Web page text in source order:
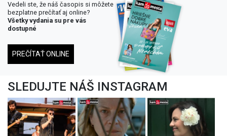
Vedeli ste, že náš časopis si môžete
bezplatne prečítať aj online?
Všetky vydania su pre vás
dostupné
PREČÍTAŤ ONLINE
SLEDUJTE NÁŠ INSTAGRAM